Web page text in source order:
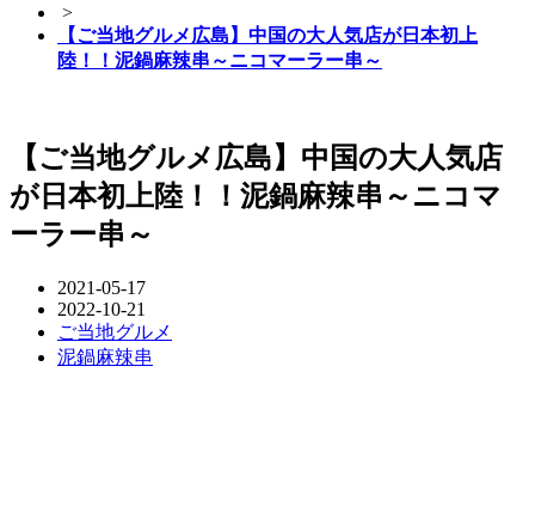
>
【ご当地グルメ広島】中国の大人気店が日本初上
陸！！泥鍋麻辣串～ニコマーラー串～
【ご当地グルメ広島】中国の大人気店
が日本初上陸！！泥鍋麻辣串～ニコマ
ーラー串～
2021-05-17
2022-10-21
ご当地グルメ
泥鍋麻辣串